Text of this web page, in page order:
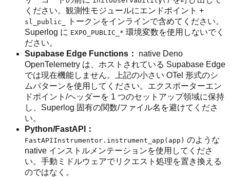
ください。観測性モジュールにエンドポイント +
sl_public_
トークンをインラインで含めてください。
Superlog に EXPO_PUBLIC_* 環境変数を使用しないでく
ださい。
Supabase Edge Functions：
native Deno
OpenTelemetry は、ホストされている Supabase Edge
では現在機能しません。上記の小さい OTel 形式のシ
ムパターンを使用してください。エクスポーターエン
ドポイント/ヘッダーを 1 つのセットアップ領域に保持
し、Superlog 固有の関数/ファイル名を避けてくださ
い。
Python/FastAPI：
FastAPIInstrumentor.instrument_app(app) のような
native インストルメンテーションを使用してくださ
い。手動ミドルウェアでリクエスト処理を置き換える
のではなく。